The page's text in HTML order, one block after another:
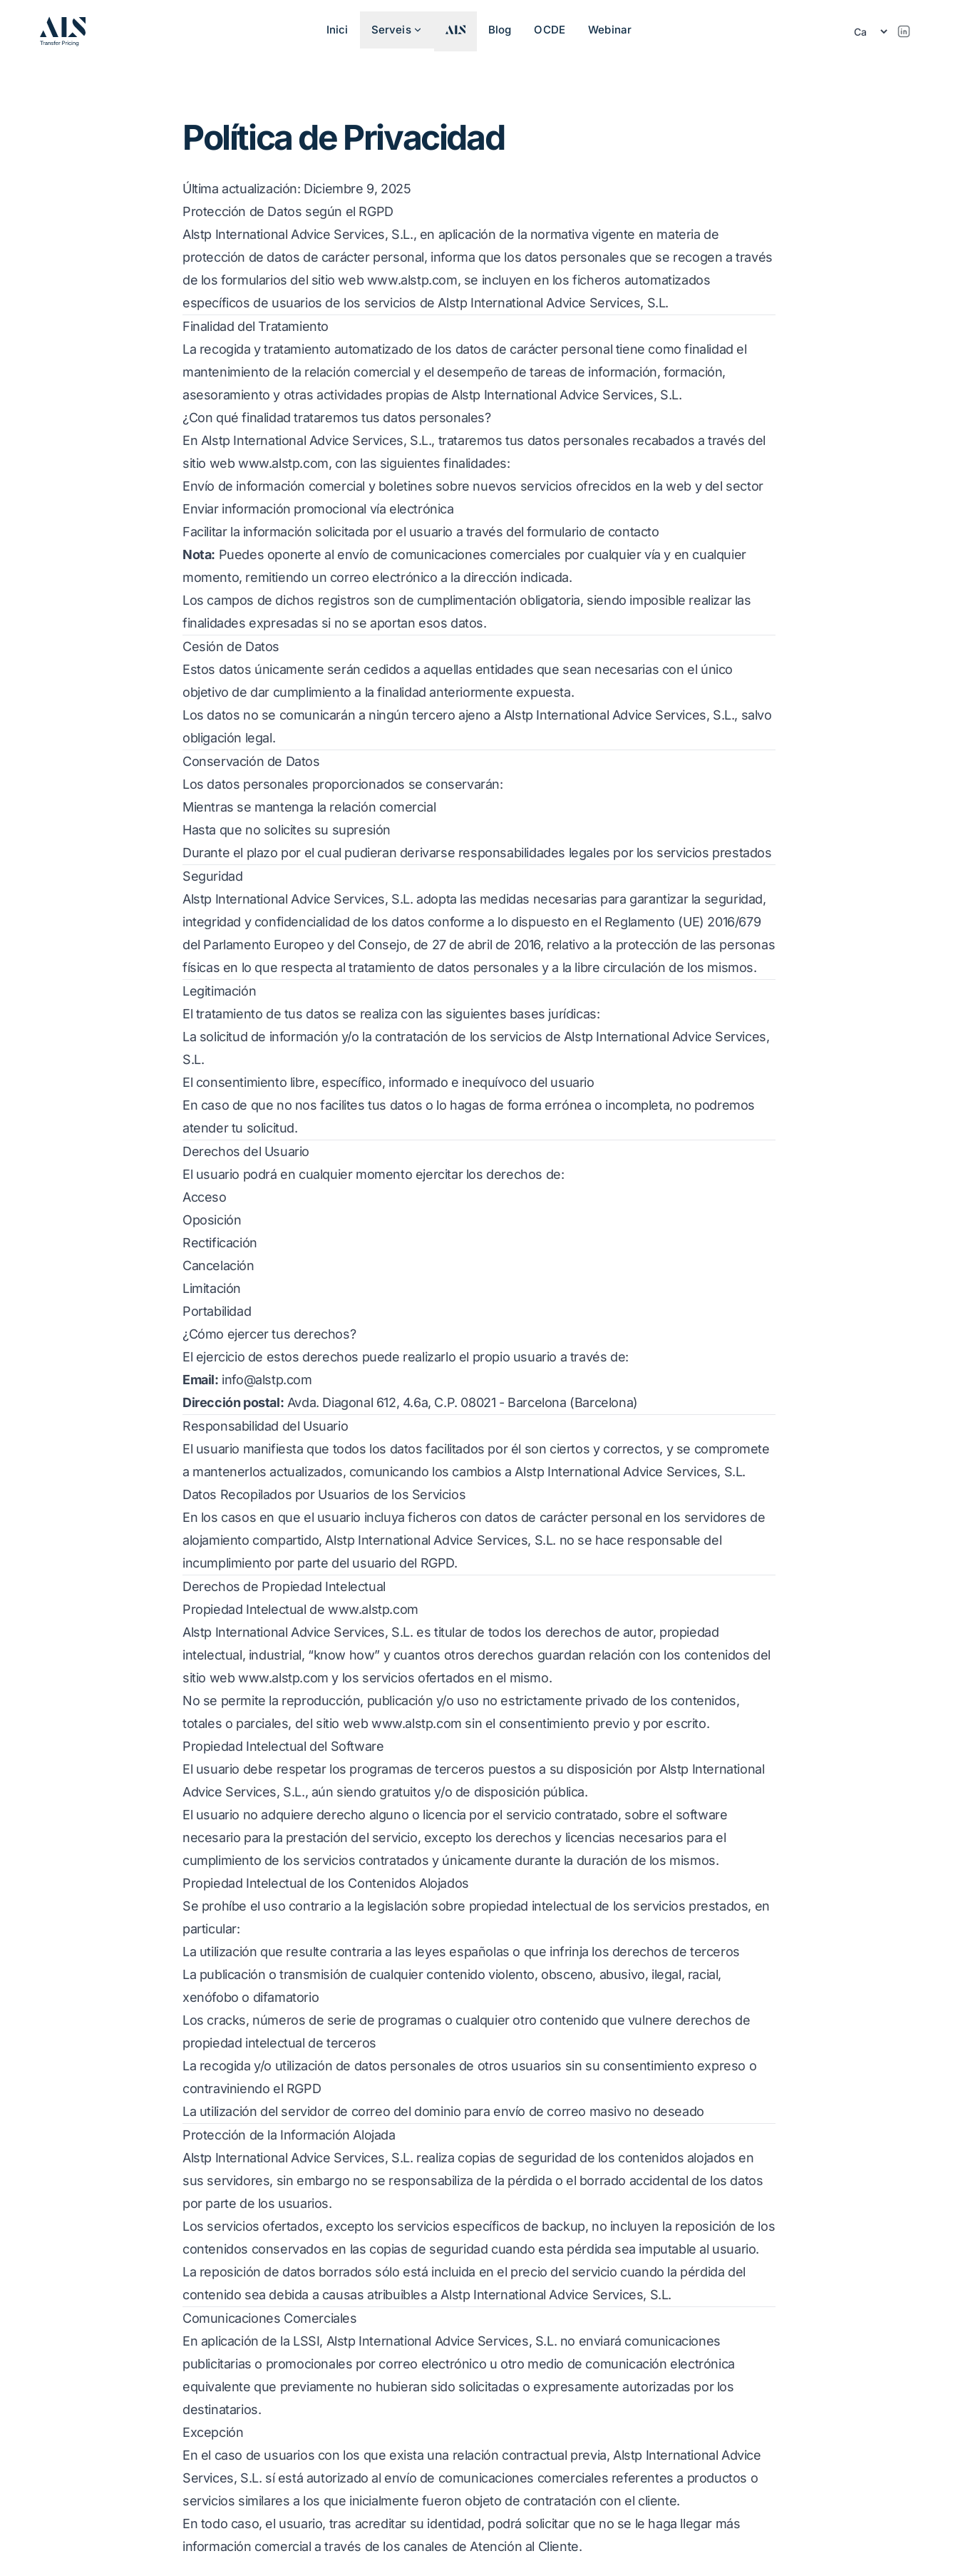
Inici Serveis Blog OCDE Webinar
Política de Privacidad
Última actualización: Diciembre 9, 2025
Protección de Datos según el RGPD
Alstp International Advice Services, S.L., en aplicación de la normativa vigente en materia de
protección de datos de carácter personal, informa que los datos personales que se recogen a través
de los formularios del sitio web www.alstp.com, se incluyen en los ficheros automatizados
específicos de usuarios de los servicios de Alstp International Advice Services, S.L.
Finalidad del Tratamiento
La recogida y tratamiento automatizado de los datos de carácter personal tiene como finalidad el
mantenimiento de la relación comercial y el desempeño de tareas de información, formación,
asesoramiento y otras actividades propias de Alstp International Advice Services, S.L.
¿Con qué finalidad trataremos tus datos personales?
En Alstp International Advice Services, S.L., trataremos tus datos personales recabados a través del
sitio web www.alstp.com, con las siguientes finalidades:
Envío de información comercial y boletines sobre nuevos servicios ofrecidos en la web y del sector
Enviar información promocional vía electrónica
Facilitar la información solicitada por el usuario a través del formulario de contacto
Nota: Puedes oponerte al envío de comunicaciones comerciales por cualquier vía y en cualquier
momento, remitiendo un correo electrónico a la dirección indicada.
Los campos de dichos registros son de cumplimentación obligatoria, siendo imposible realizar las
finalidades expresadas si no se aportan esos datos.
Cesión de Datos
Estos datos únicamente serán cedidos a aquellas entidades que sean necesarias con el único
objetivo de dar cumplimiento a la finalidad anteriormente expuesta.
Los datos no se comunicarán a ningún tercero ajeno a Alstp International Advice Services, S.L., salvo
obligación legal.
Conservación de Datos
Los datos personales proporcionados se conservarán:
Mientras se mantenga la relación comercial
Hasta que no solicites su supresión
Durante el plazo por el cual pudieran derivarse responsabilidades legales por los servicios prestados
Seguridad
Alstp International Advice Services, S.L. adopta las medidas necesarias para garantizar la seguridad,
integridad y confidencialidad de los datos conforme a lo dispuesto en el Reglamento (UE) 2016/679
del Parlamento Europeo y del Consejo, de 27 de abril de 2016, relativo a la protección de las personas
físicas en lo que respecta al tratamiento de datos personales y a la libre circulación de los mismos.
Legitimación
El tratamiento de tus datos se realiza con las siguientes bases jurídicas:
La solicitud de información y/o la contratación de los servicios de Alstp International Advice Services,
S.L.
El consentimiento libre, específico, informado e inequívoco del usuario
En caso de que no nos facilites tus datos o lo hagas de forma errónea o incompleta, no podremos
atender tu solicitud.
Derechos del Usuario
El usuario podrá en cualquier momento ejercitar los derechos de:
Acceso
Oposición
Rectificación
Cancelación
Limitación
Portabilidad
¿Cómo ejercer tus derechos?
El ejercicio de estos derechos puede realizarlo el propio usuario a través de:
Email: info@alstp.com
Dirección postal: Avda. Diagonal 612, 4.6a, C.P. 08021 - Barcelona (Barcelona)
Responsabilidad del Usuario
El usuario manifiesta que todos los datos facilitados por él son ciertos y correctos, y se compromete
a mantenerlos actualizados, comunicando los cambios a Alstp International Advice Services, S.L.
Datos Recopilados por Usuarios de los Servicios
En los casos en que el usuario incluya ficheros con datos de carácter personal en los servidores de
alojamiento compartido, Alstp International Advice Services, S.L. no se hace responsable del
incumplimiento por parte del usuario del RGPD.
Derechos de Propiedad Intelectual
Propiedad Intelectual dewww.alstp.com
Alstp International Advice Services, S.L. es titular de todos los derechos de autor, propiedad
intelectual, industrial, “know how” y cuantos otros derechos guardan relación con los contenidos del
sitio web www.alstp.com y los servicios ofertados en el mismo.
No se permite la reproducción, publicación y/o uso no estrictamente privado de los contenidos,
totales o parciales, del sitio webwww.alstp.com sin el consentimiento previo y por escrito.
Propiedad Intelectual del Software
El usuario debe respetar los programas de terceros puestos a su disposición por Alstp International
Advice Services, S.L., aún siendo gratuitos y/o de disposición pública.
El usuario no adquiere derecho alguno o licencia por el servicio contratado, sobre el software
necesario para la prestación del servicio, excepto los derechos y licencias necesarios para el
cumplimiento de los servicios contratados y únicamente durante la duración de los mismos.
Propiedad Intelectual de los Contenidos Alojados
Se prohíbe el uso contrario a la legislación sobre propiedad intelectual de los servicios prestados, en
particular:
La utilización que resulte contraria a las leyes españolas o que infrinja los derechos de terceros
La publicación o transmisión de cualquier contenido violento, obsceno, abusivo, ilegal, racial,
xenófobo o difamatorio
Los cracks, números de serie de programas o cualquier otro contenido que vulnere derechos de
propiedad intelectual de terceros
La recogida y/o utilización de datos personales de otros usuarios sin su consentimiento expreso o
contraviniendo el RGPD
La utilización del servidor de correo del dominio para envío de correo masivo no deseado
Protección de la Información Alojada
Alstp International Advice Services, S.L. realiza copias de seguridad de los contenidos alojados en
sus servidores, sin embargo no se responsabiliza de la pérdida o el borrado accidental de los datos
por parte de los usuarios.
Los servicios ofertados, excepto los servicios específicos de backup, no incluyen la reposición de los
contenidos conservados en las copias de seguridad cuando esta pérdida sea imputable al usuario.
La reposición de datos borrados sólo está incluida en el precio del servicio cuando la pérdida del
contenido sea debida a causas atribuibles a Alstp International Advice Services, S.L.
Comunicaciones Comerciales
En aplicación de la LSSI, Alstp International Advice Services, S.L. no enviará comunicaciones
publicitarias o promocionales por correo electrónico u otro medio de comunicación electrónica
equivalente que previamente no hubieran sido solicitadas o expresamente autorizadas por los
destinatarios.
Excepción
En el caso de usuarios con los que exista una relación contractual previa, Alstp International Advice
Services, S.L. sí está autorizado al envío de comunicaciones comerciales referentes a productos o
servicios similares a los que inicialmente fueron objeto de contratación con el cliente.
En todo caso, el usuario, tras acreditar su identidad, podrá solicitar que no se le haga llegar más
información comercial a través de los canales de Atención al Cliente.